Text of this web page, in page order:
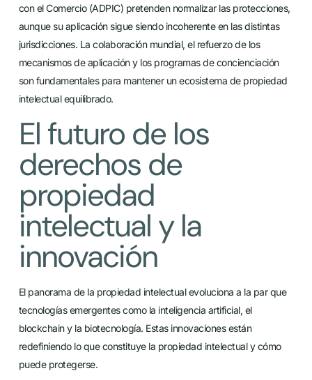
con el Comercio (ADPIC) pretenden normalizar las protecciones,
aunque su aplicación sigue siendo incoherente en las distintas
jurisdicciones. La colaboración mundial, el refuerzo de los
mecanismos de aplicación y los programas de concienciación
son fundamentales para mantener un ecosistema de propiedad
intelectual equilibrado.
El futuro de los
derechos de
propiedad
intelectual y la
innovación
El panorama de la propiedad intelectual evoluciona a la par que
tecnologías emergentes como la inteligencia artificial, el
blockchain y la biotecnología. Estas innovaciones están
redefiniendo lo que constituye la propiedad intelectual y cómo
puede protegerse.